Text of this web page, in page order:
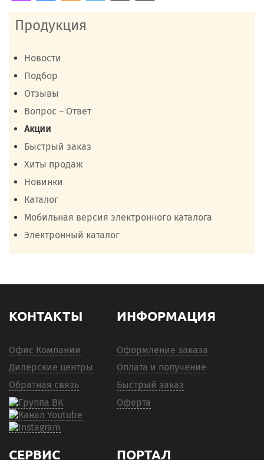
Продукция
Новости
Подбор
Отзывы
Вопрос – Ответ
Акции
Быстрый заказ
Хиты продаж
Новинки
Каталог
Мобильная версия электронного каталога
Электронный каталог
КОНТАКТЫ
Офис Компании
Дилерские центры
Обратная связь
ИНФОРМАЦИЯ
Оформление заказа
Оплата и получение
Быстрый заказ
Оферта
СЕРВИС ПОРТАЛ